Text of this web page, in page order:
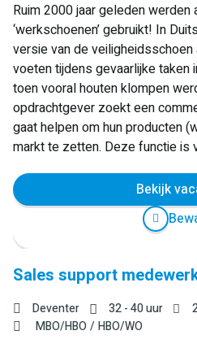
Ruim 2000 jaar geleden
‘werkschoenen’ gebruikt! In
versie van de
voeten tijdens gevaarlijke taken
toen vooral houten klompen
opdrachtgever zoekt een
gaat helpen om hun producten
markt te zetten. Deze functie is
Bekijk
Sales support
Deventer 32 - 40 uur
MBO/HBO
HBO/WO